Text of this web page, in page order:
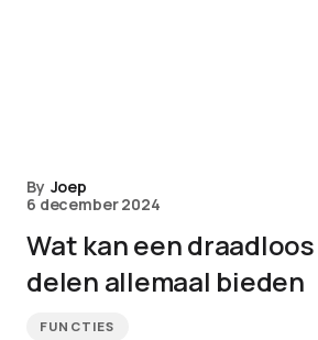
By Joep
6 december 2024
Wat kan een
delen allemaal bieden
FUNCTIES